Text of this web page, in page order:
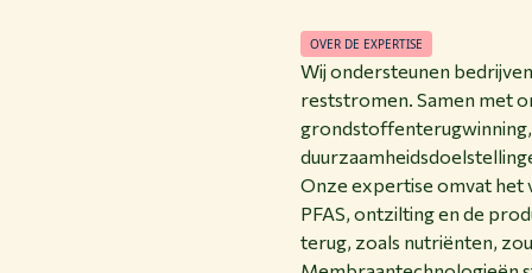
OVER DE EXPERTISE
Wij ondersteunen
reststromen. Samen met
grondstoffenterugwinning,
Onze expertise omvat het
PFAS, ontzilting en de
terug, zoals nutriënten,